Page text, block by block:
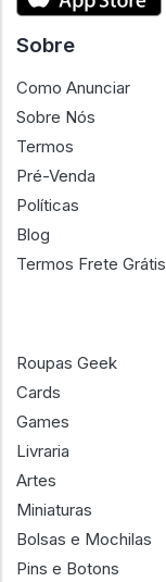
Sobre
Como Anunciar
Sobre Nós
Termos
Pré-Venda
Políticas
Blog
Termos Frete Grátis
Roupas Geek
Cards
Games
Livraria
Artes
Miniaturas
Bolsas e Mochilas
Pins e Botons